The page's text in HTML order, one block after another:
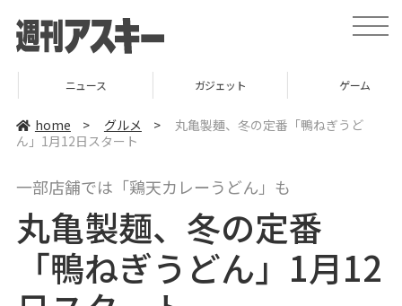
t
o
e
ニュース ガジェット ゲーム
home > グルメ >
丸亀製麺、冬の定番「鴨ねぎうど
ん」1月12日スタート
一部店舗では「鶏天カレーうどん」も
丸亀製麺、冬の定番
「鴨ねぎうどん」1月12